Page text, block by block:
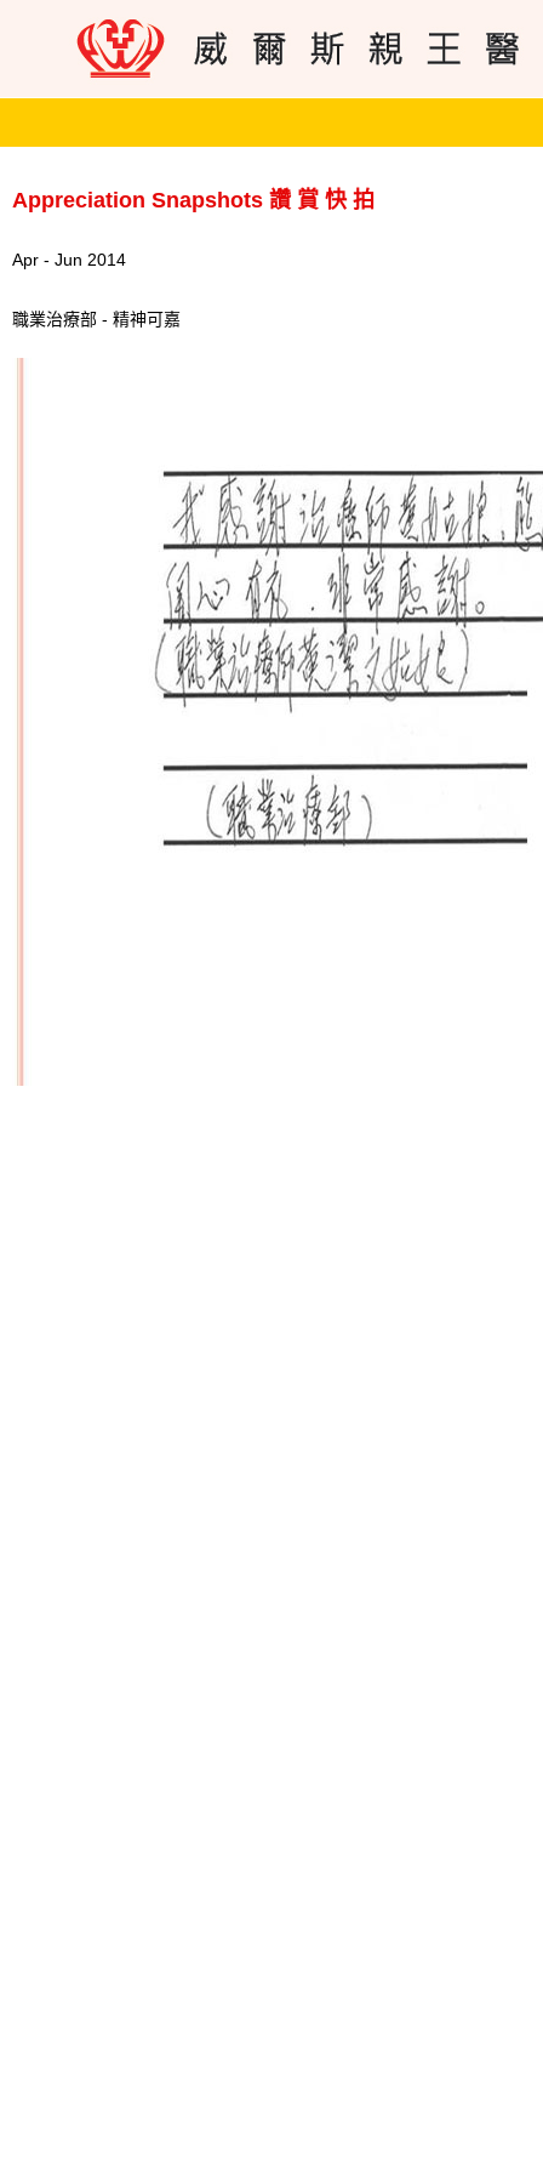
Appreciation Snapshots 讚 賞 快 拍
Apr - Jun 2014
職業治療部 - 精神可嘉